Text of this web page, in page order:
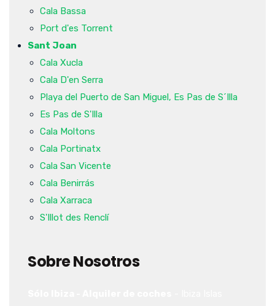
Cala Bassa
Port d'es Torrent
Sant Joan
Cala Xucla
Cala D'en Serra
Playa del Puerto de San Miguel, Es Pas de S´Illa
Es Pas de S'Illa
Cala Moltons
Cala Portinatx
Cala San Vicente
Cala Benirrás
Cala Xarraca
S'Illot des Renclí
Sobre Nosotros